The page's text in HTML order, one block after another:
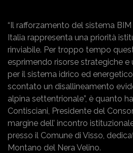
“Il rafforzamento del sistema
Italia rappresenta una priorità
rinviabile. Per troppo tempo
esprimendo risorse strategiche
per il sistema idrico ed
scontato un disallineamento
alpina settentrionale”, è quanto
Contisciani, Presidente del
margine dell’ incontro
presso il Comune di Visso,
Montano del Nera Velino.